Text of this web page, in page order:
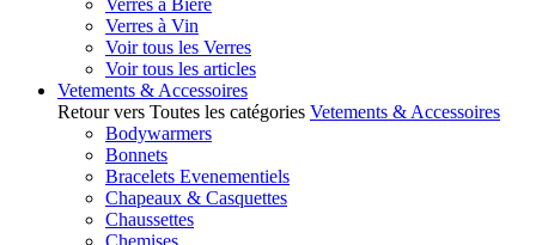
Verres à Bière
Verres à Vin
Voir tous les Verres
Voir tous les articles
Vetements & Accessoires
Retour vers Toutes les catégories Vetements & Accessoires
Bodywarmers
Bonnets
Bracelets Evenementiels
Chapeaux & Casquettes
Chaussettes
Chemises